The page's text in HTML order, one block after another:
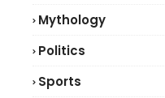
Mythology
Politics
Sports